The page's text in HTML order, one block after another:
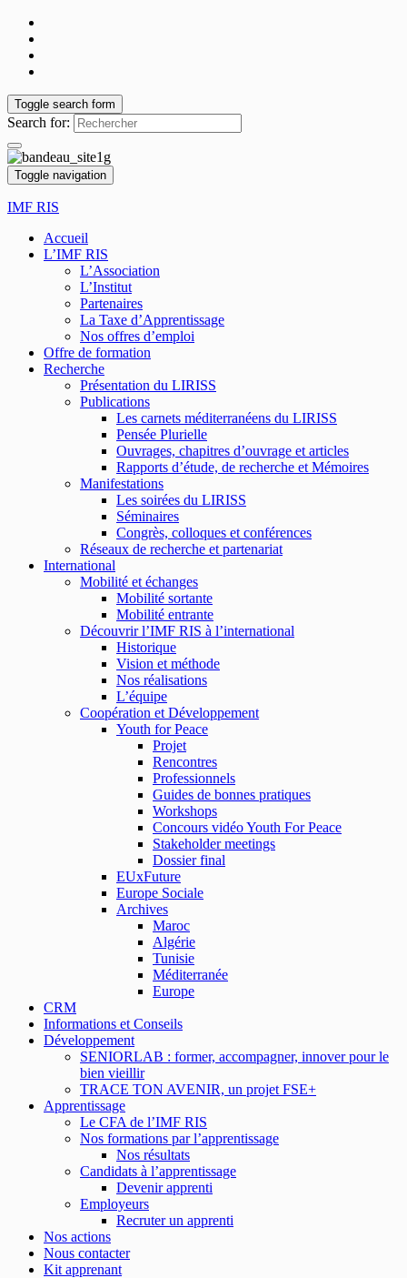
Toggle search form
Search for:
Toggle navigation
IMF RIS
Accueil
L’IMF RIS
L’Association
L’Institut
Partenaires
La Taxe d’Apprentissage
Nos offres d’emploi
Offre de formation
Recherche
Présentation du LIRISS
Publications
Les carnets méditerranéens du LIRISS
Pensée Plurielle
Ouvrages, chapitres d’ouvrage et articles
Rapports d’étude, de recherche et Mémoires
Manifestations
Les soirées du LIRISS
Séminaires
Congrès, colloques et conférences
Réseaux de recherche et partenariat
International
Mobilité et échanges
Mobilité sortante
Mobilité entrante
Découvrir l’IMF RIS à l’international
Historique
Vision et méthode
Nos réalisations
L’équipe
Coopération et Développement
Youth for Peace
Projet
Rencontres
Professionnels
Guides de bonnes pratiques
Workshops
Concours vidéo Youth For Peace
Stakeholder meetings
Dossier final
EUxFuture
Europe Sociale
Archives
Maroc
Algérie
Tunisie
Méditerranée
Europe
CRM
Informations et Conseils
Développement
SENIORLAB : former, accompagner, innover pour le
bien vieillir
TRACE TON AVENIR, un projet FSE+
Apprentissage
Le CFA de l’IMF RIS
Nos formations par l’apprentissage
Nos résultats
Candidats à l’apprentissage
Devenir apprenti
Employeurs
Recruter un apprenti
Nos actions
Nous contacter
Kit apprenant